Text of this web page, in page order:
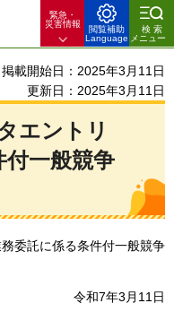
緊急・
災害情報
閲覧補助
Language
検索
メニュー
掲載開始日：2025年3月11日
更新日：2025年3月11日
エントリ
付一般競争
委託に係る条件付一般競争
令和7年3月11日